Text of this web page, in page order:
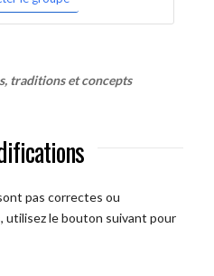
traditions et concepts
pas correctes ou
le bouton suivant pour